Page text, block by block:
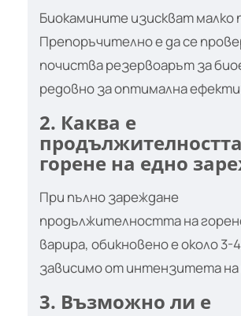
Биокамините изискват малко
Препоръчително е да се
почиства резервоарът за
редовно за оптимална
2. Каква е
горене на едно
При пълно зареждане
продължителността на
варира, обикновено е около 3-
зависимо от интензитета на
3. Възможно ли е